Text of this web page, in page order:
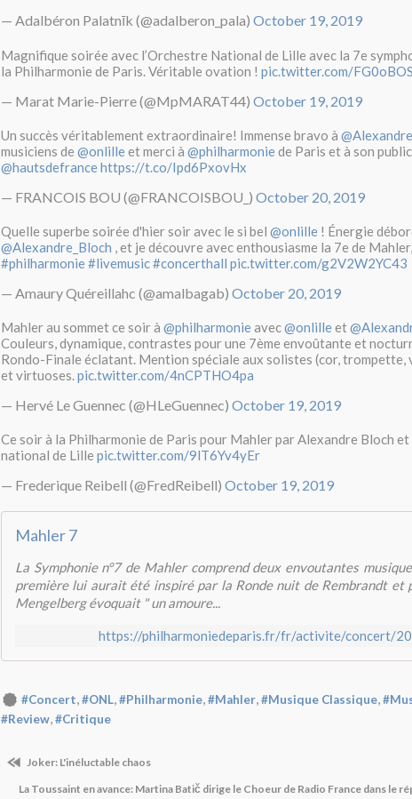
— Adalbéron Palatnīk (@adalberon_pala) October 19, 2019
Magnifique soirée avec l’Orchestre National de Lille avec la 7e
la Philharmonie de Paris. Véritable ovation ! pic.twitter.com/
— Marat Marie-Pierre (@MpMARAT44) October 19, 2019
Un succès véritablement extraordinaire! Immense bravo à
musiciens de @onlilleet merci à @philharmoniede Paris et à son
@hautsdefrancehttps://t.co/Ipd6PxovHx
— FRANCOIS BOU (@FRANCOISBOU_) October 20, 2019
Quelle superbe soirée d'hier soir avec le si bel @onlille ! Énergie
@Alexandre_Bloch , et je découvre avec enthousiasme la 7e de
#philharmonie#livemusic#concerthall pic.twitter.com/g2V2W2YC43
— Amaury Quéreillahc (@amalbagab) October 20, 2019
Mahler au sommet ce soir à ⁦ @philharmonie⁩ avec ⁦@onlille⁩ et ⁦
Couleurs, dynamique, contrastes pour une 7ème envoûtante et
Rondo-Finale éclatant. Mention spéciale aux solistes (cor, trompette,
et virtuoses.pic.twitter.com/4nCPTHO4pa
— Hervé Le Guennec (@HLeGuennec) October 19, 2019
Ce soir à la Philharmonie de Paris pour Mahler par Alexandre Bloch et
national de Lille pic.twitter.com/9lT6Yv4yEr
— Frederique Reibell (@FredReibell) October 19, 2019
Mahler 7
La Symphonie n°7 de Mahler comprend deux envoutantes
première lui aurait été inspiré par la Ronde nuit de Rembrandt et
Mengelberg évoquait " un amoure...
https://philharmoniedeparis.fr/fr/activite/concert/
#Concert,#ONL,#Philharmonie,#Mahler,#Musique Classique,
#Review #Critique
Joker: L'inéluctable chaos
La Toussaint en avance: Martina Batič dirige le Choeur de Radio France dans le